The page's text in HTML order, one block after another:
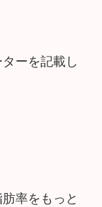
ーを記載し
率をもっと